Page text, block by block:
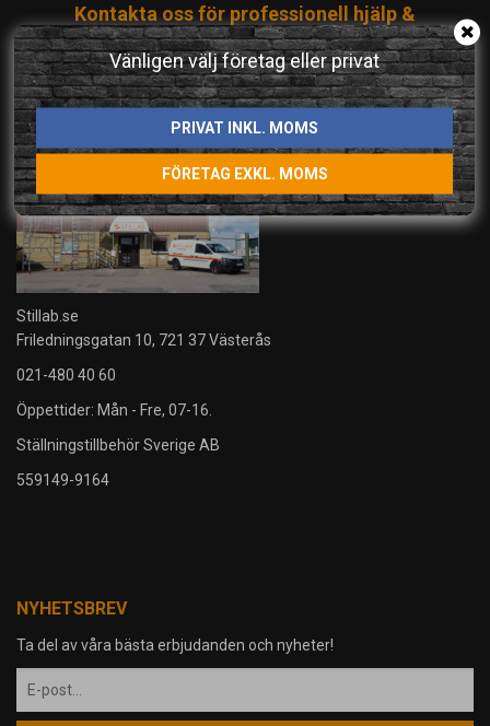
Vänligen välj företag eller privat
PRIVAT INKL. MOMS
FÖRETAG EXKL. MOMS
Kontakta oss för professionell hjälp &
rådgivning!
Tel: 021 - 480 40 60
E-post:info@stillab.se
Stillab.se
Friledningsgatan 10, 721 37 Västerås
021-480 40 60
Öppettider: Mån - Fre, 07-16.
Ställningstillbehör Sverige AB
559149-9164
NYHETSBREV
Ta del av våra bästa erbjudanden och nyheter!